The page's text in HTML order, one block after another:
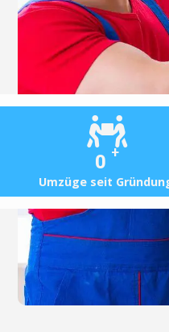
0 +
Umzüge seit